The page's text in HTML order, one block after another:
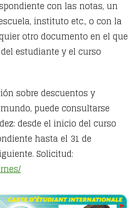
con las notas, un
instituto etc., o con la
otro documento en el que
estudiante y el curso
sobre descuentos y
puede consultarse
desde el inicio del curso
hasta el 31 de
Solicitud: